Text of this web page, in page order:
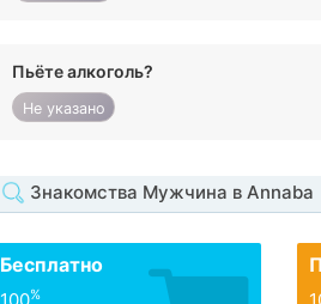
Пьёте алкоголь?
Не указано
Знакомства Мужчина в Annaba
Бесплатно
%